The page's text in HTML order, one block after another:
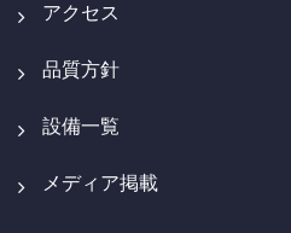
アクセス
品質方針
設備一覧
メディア掲載